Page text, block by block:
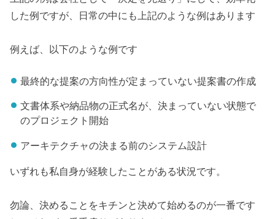
した例ですが、日常の中にも上記のような例はあります
例えば、以下のような例です
最終的な提案の方向性が定まっていない提案書の作成
文書体系や納品物の正式名が、決まっていない状態で
のプロジェクト開始
アーキテクチャの決まる前のシステム設計
いずれも私自身が経験したことがある状況です。
勿論、決めることをキチンと決めて始めるのが一番です